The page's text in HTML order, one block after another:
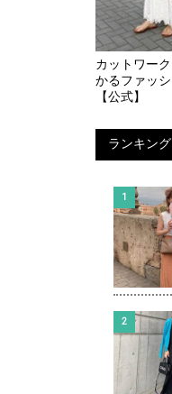
カットワー
かるファッ
【公式】
ランキング